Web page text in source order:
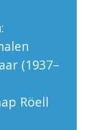
(1937–
Röell